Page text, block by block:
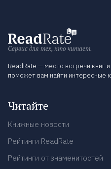
Сервис для тех, кто читает.
ReadRate — место встречи книг
поможет вам найти интересные
Читайте
Книжные новости
Рейтинги ReadRate
Рейтинги от знаменитостей